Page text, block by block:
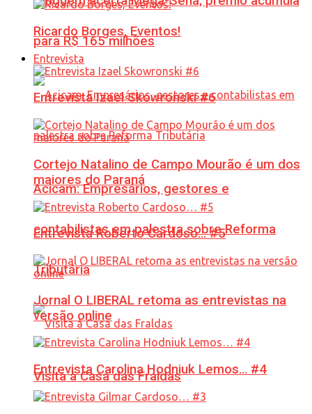
para R$ 165 milhões
Acicam: Empresários, gestores e
contabilistas em palestra sobre Reforma
Tributária
Visita à Casa das Fraldas
Ricardo Borges, Eventos!
Entrevista
Entrevista Izael Skowronski #6
Cortejo Natalino de Campo Mourão é um dos
maiores do Paraná
Entrevista Roberto Cardoso… #5
Jornal O LIBERAL retoma as entrevistas na
versão online
Entrevista Carolina Hodniuk Lemos… #4